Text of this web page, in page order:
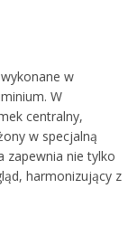
w
W
centralny,
w specjalną
zapewnia nie tylko
harmonizujący z